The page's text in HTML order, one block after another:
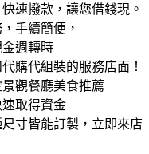
速撥款，讓您借錢現。
手續簡便，
週轉時
購代組裝的服務店面！
觀餐廳美食推薦
取得資金
寸皆能訂製，立即來店